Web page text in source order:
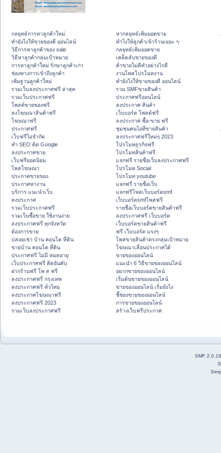
กลยุทธ์การหาลูกค้าใหม่
ทํายังไงให้ขายของดี ออนไลน์
วิธีการหาลูกค้าของ sale
วิธีหาลูกค้ากลุ่มเป้าหมาย
การหาลูกค้าใหม่ รักษาลูกค้าเก่า
ช่องทางการเข้าถึงลูกค้า
เพิ่มฐานลูกค้าใหม่
รวมเว็บลงประกาศฟรี ล่าสุด
รวมเว็บประกาศฟรี
โพสต์ขายของฟรี
ลงโฆษณาสินค้าฟรี
โฆษณาฟรี
ประกาศฟรี
เว็บฟรีไม่จำกัด
ทำ SEO ติด Google
ลงประกาศขาย
เว็บฟรียอดนิยม
โพสโฆษณา
ประกาศขายของ
ประกาศหางาน
บริการ แนะนำเว็บ
ลงประกาศ
รวมเว็บประกาศฟรี
รวมเว็บซื้อขาย ใช้งานง่าย
ลงประกาศฟรี ทุกจังหวัด
ต้องการขาย
ปล่อยเช่า บ้าน คอนโด ที่ดิน
ขายบ้าน คอนโด ที่ดิน
ประกาศฟรี ไม่มี หมดอายุ
เว็บประกาศฟรี ติดอันดับ
ฝากร้านฟรี โพ ส ฟรี
ลงประกาศฟรี กรุงเทพ
ลงประกาศฟรี ทั่วไทย
ลงประกาศโฆษณาฟรี
ลงประกาศฟรี 2023
รวมเว็บลงประกาศฟรี
หากลยุทธ์เพิ่มยอดขาย
ทําไงให้ลูกค้าเข้าร้านเยอะ ๆ
กลยุทธ์เพิ่มยอดขาย
เคล็ดลับขายของดี
ค้าขายไม่ดีทำอย่างไรดี
งานโพสโปรโมทงาน
ทํายังไงให้ขายของดี ออนไลน์
รวม SMFขายสินค้า
ประกาศฟรีออนไลน์
ลงประกาศ สินค้า
เว็บบอร์ด โพสต์ฟรี
ลงประกาศ ซื้อ-ขาย ฟรี
ชุมชนคนไอทีขายสินค้า
ลงประกาศฟรีใหม่ๆ 2023
โปรโมทธุรกิจฟรี
โปรโมทสินค้าฟรี
แจกฟรี รายชื่อเว็บลงประกาศฟรี
โปรโมท Social
โปรโมท youtube
แจกฟรี รายชื่อเว็บ
แจกฟรีโพสเว็บบอร์ดsmf
เว็บบอร์ดsmfโพสฟรี
รายชื่อเว็บบอร์ดขายสินค้าฟรี
ลงประกาศฟรี เว็บบอร์ด
เว็บบอร์ดขายสินค้าฟรี
ฟรี เว็บบอร์ด แรงๆ
โพสขายสินค้าตรงกลุ่มเป้าหมาย
โฆษณาเลื่อนประกาศได้
ขายของออนไลน์
แนะนำ 6 วิธีขายของออนไลน์
อยากขายของออนไลน์
เริ่มต้นขายของออนไลน์
ขายของออนไลน์ เริ่มยังไง
ชี้ช่องขายของออนไลน์
การขายของออนไลน์
สร้างเว็บฟรีประกาศ
SMF 2.0.18